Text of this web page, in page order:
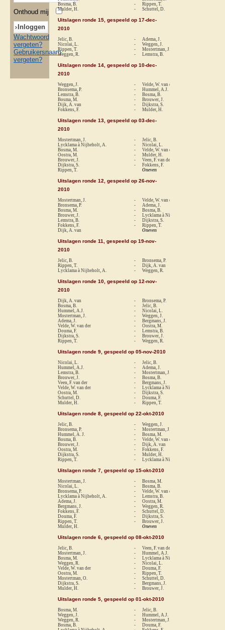
Onthoud mij
Wachtwoord
vergeten?
Gebruikersnaam
vergeten?
Bosma, B.
- Rippen, T.
Mulder, H.
- Schuttel, D.
Uitslagen ronde 15, gespeeld op 17-dec-
2010
Jelic, B. - Adema, J.
Nicolai, L.
- Weggen, J.
Rippen, T.
- Mostertman, J.
Weggen, R.
- Lemstra, B.
Uitslagen ronde 14, gespeeld op 10-dec-
2010
Weggen, J. - Velde, W. van der
Bronsema, P.
- Hummel, A.J.
Lemstra, B.
- Bosma, B.
Bosma, M.
- Brouwer, J.
Dijk, A. van
- Dijkstra, S.
Fokkens, F.
- Mulder, H.
Uitslagen ronde 13, gespeeld op 03-dec-
2010
Mostertman, J. - Jelic, B.
Lycklama à Nijheholt, A.
- Nicolai, L.
Bosma, M.
- Velde, W. van der
Oostra, M.
- Mulder, H.
Brouwer, J.
- Veen, F. van der
Dijkstra, S.
- Fokkens, F.
Rippen, T.
Oneven
Uitslagen ronde 12, gespeeld op 26-nov-
2010
Mostertman, J. - Velde, W. van der
Bronsema, P.
- Adema, J.
Bosma, M.
- Bosma, B.
Brouwer, J.
- Lycklama à Nijheholt, A.
Lemstra, B.
- Dijkstra, S.
Fokkens, F.
- Rippen, T.
Dijk, A. van
Oneven
Uitslagen ronde 11, gespeeld op 19-nov-
2010
Jelic, B. - Bronsema, P.
Rippen, T.
- Dijk, A. van
Lycklama à Nijheholt, A.
- Weggen, R.
Uitslagen ronde 10, gespeeld op 12-nov-
2010
Dijk, A. van - Bronsema, P.
Bosma, B.
- Jelic, B.
Hummel, A.J.
- Nicolai, L.
Mostertman, J.
- Weggen, J.
Adema, J.
- Bergmans, J.
Velde, W. van der
- Oostra, M.
Douma, F.
- Lemstra, B.
Dijkstra, S.
- Brouwer, J.
Rippen, T.
- Weggen, R.
Uitslagen ronde 9, gespeeld op 05-nov-2010
Nicolai, L. - Jelic, B.
Hummel, A.J.
- Adema, J.
Lemstra, B.
- Mostertman, J.
Brouwer, J.
- Bosma, B.
Veen, F. van der
- Bergmans, J.
Velde, W. van der
- Lycklama à Nijheholt, A.
Oostra, M.
- Dijkstra, S.
Schuttel, D.
- Douma, F.
Mulder, H.
- Rippen, T.
Uitslagen ronde 8, gespeeld op 22-okt-2010
Jelic, B. - Weggen, J.
Bronsema, P.
- Mostertman, J.
Hummel, A. J.
- Bosma, M.
Bosma, B.
- Velde, W. van der
Brouwer, J.
- Dijk, A. van
Oostra, M.
- Fokkens, F.
Dijkstra, S.
- Mulder, H.
Rippen, T.
- Lycklama à Nijheholt, A.
Uitslagen ronde 7, gespeeld op 15-okt-2010
Mostertman, J. - Bosma, M.
Nicolai, L.
- Bosma, B.
Bronsema, P.
- Velde, W. van der
Lycklama à Nijheholt, A.
- Lemstra, B.
Adema, J.
- Oostra, M.
Bergmans, J.
- Weggen, R.
Fokkens, F.
- Schuttel, D.
Douma, F.
- Dijkstra, S.
Rippen, T.
- Brouwer, J.
Mulder, H.
Oneven
Uitslagen ronde 6, gespeeld op 08-okt-2010
Jelic, B. - Veen, F. van der
Mostertman, J.
- Hummel, A.J.
Bosma, M.
- Lycklama à Nijheholt, A.
Weggen, R.
- Nicolai, L.
Velde, W. van der
- Douma, F.
Oostra, M.
- Rippen, T.
Mostertman, O.
- Schuttel, D.
Dijkstra, S.
- Bergmans, J.
Mulder, H.
- Brouwer, J.
Uitslagen ronde 5, gespeeld op 01-okt-2010
Bosma, M. - Jelic, B.
Weggen, J.
- Hummel, A.J.
Weggen, R.
- Mostertman, J.
Bosma, B.
- Douma, F.